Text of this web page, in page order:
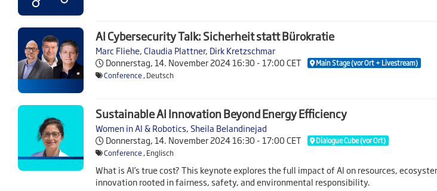
AI Cybersecurity Talk: Sicherheit statt Bürokratie
Marc Fliehe,Claudia Plattner, Dirk Kretzschmar
Donnerstag, 14. November 202416:30 - 17:00 CET Main Stage (vor Ort + Livestream)
Conference, Deutsch
Sustainable AI Innovation Beyond Energy Efficiency
Women in AI & Robotics,Sheila Belandinejad
Donnerstag, 14. November 202416:30 - 17:00 CET Dialogue Cube (vor Ort)
Conference, Englisch
What is AI’s true cost? This keynote explores the full impact of AI on resources,
innovation rooted in fairness, safety, and environmental responsibility.